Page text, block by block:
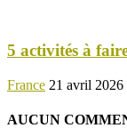
5 activités à
France 21 avril 2026
AUCUN